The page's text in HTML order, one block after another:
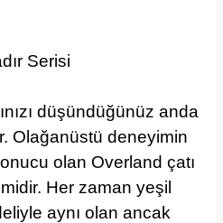
Serisi
düşündüğünüz anda
Olağanüstü deneyimin
olan Overland çatı
Her zaman yeşil
aynı olan ancak